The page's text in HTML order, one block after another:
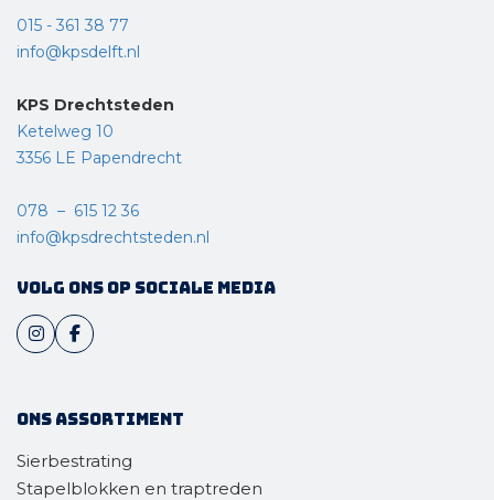
015 - 361 38 77
info@kpsdelft.nl
KPS Drechtsteden
Ketelweg 10
3356 LE Papendrecht
078 – 615 12 36
info@kpsdrechtsteden.nl
Volg ons op sociale media
Ons assortiment
Sierbestrating
Stapelblokken en traptreden